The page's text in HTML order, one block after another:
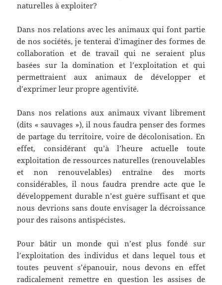
naturelles à exploiter?
Dans nos relations avec les animaux qui font partie
de nos sociétés, je tenterai d’imaginer des formes de
collaboration et de travail qui ne seraient plus
basées sur la domination et l’exploitation et qui
permettraient aux animaux de développer et
d’exprimer leur propre agentivité.
Dans nos relations aux animaux vivant librement
(dits « sauvages »), il nous faudra penser des formes
de partage du territoire, voire de décolonisation. En
effet, considérant qu’à l’heure actuelle toute
exploitation de ressources naturelles (renouvelables
et non renouvelables) entraîne des morts
considérables, il nous faudra prendre acte que le
développement durable n’est guère suffisant et que
nous devrions sans doute envisager la décroissance
pour des raisons antispécistes.
Pour bâtir un monde qui n’est plus fondé sur
l’exploitation des individus et dans lequel tous et
toutes peuvent s’épanouir, nous devons en effet
radicalement remettre en question les assises de